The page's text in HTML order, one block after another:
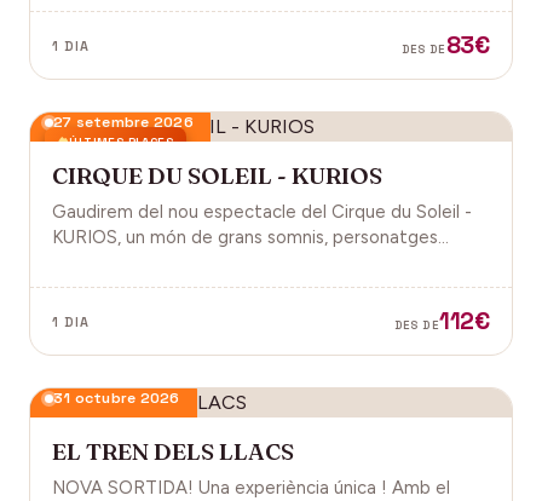
la Cerdanya.
1 DIA DES DE 83€
ÚLTIMES PLACES
27 setembre 2026
CIRQUE DU SOLEIL - KURIOS
Gaudirem del nou espectacle del Cirque du Soleil -
KURIOS, un món de grans somnis, personatges
imaginació amb les seves acrobàcies.
1 DIA DES DE112€
31 octubre 2026
EL TREN DELS LLACS
NOVA SORTIDA! Una experiència única ! Amb el